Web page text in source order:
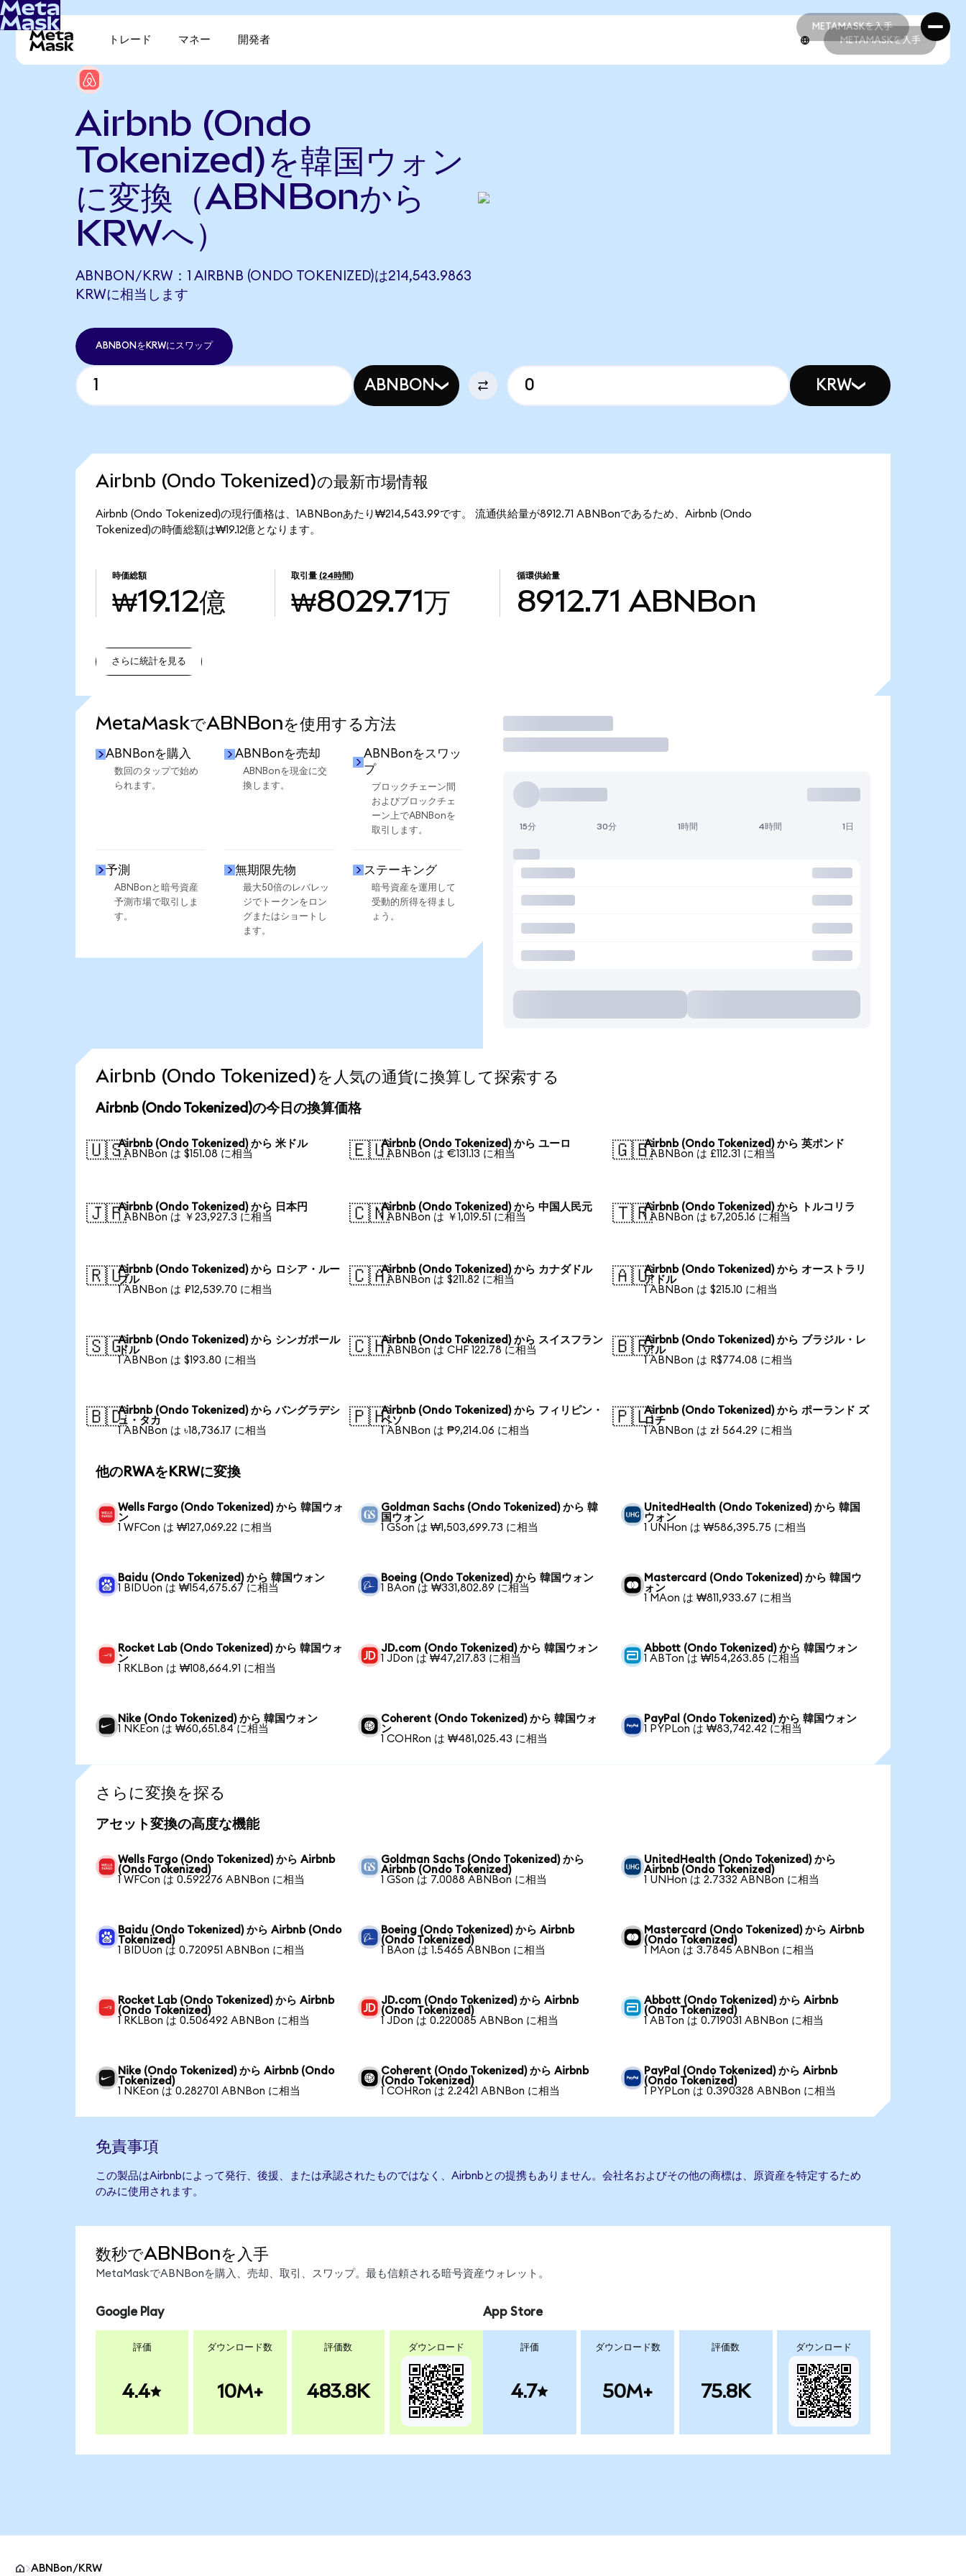
METAMASKを入手
METAMASKを入手
トレード マネー 開発者 METAMASKを入手
Airbnb (Ondo
Tokenized)を韓国ウォン
に変換（ABNBonから
KRWへ）
ABNBON/KRW：1 AIRBNB (ONDO TOKENIZED)は214,543.9863
KRWに相当します
ABNBONをKRWにスワップ
ABNBON KRW
Airbnb (Ondo Tokenized)の最新市場情報
Airbnb (Ondo Tokenized)の現行価格は、1ABNBonあたり₩214,543.99です。 流通供給量が8912.71 ABNBonであるため、Airbnb (Ondo
Tokenized)の時価総額は₩19.12億となります。
時価総額
₩19.12億
取引量 (24時間)
₩8029.71万
循環供給量
8912.71 ABNBon
さらに統計を見る
MetaMaskでABNBonを使用する方法
ABNBonを購入
数回のタップで始め
られます。
ABNBonを売却
ABNBonを現金に交
換します。
ABNBonをスワッ
プ
ブロックチェーン間
およびブロックチェ
ーン上でABNBonを
取引します。
予測
ABNBonと暗号資産
予測市場で取引しま
す。
無期限先物
最大50倍のレバレッ
ジでトークンをロン
グまたはショートし
ます。
ステーキング
暗号資産を運用して
受動的所得を得まし
ょう。
取引
15分 30分 1時間 4時間 1日
Airbnb (Ondo Tokenized)を人気の通貨に換算して探索する
Airbnb (Ondo Tokenized)の今日の換算価格
🇺🇸Airbnb (Ondo Tokenized) から 米ドル
1 ABNBon は $151.08 に相当
🇪🇺Airbnb (Ondo Tokenized) から ユーロ
1 ABNBon は €131.13 に相当
🇬🇧Airbnb (Ondo Tokenized) から 英ポンド
1 ABNBon は £112.31 に相当
🇯🇵Airbnb (Ondo Tokenized) から 日本円
1 ABNBon は ￥23,927.3 に相当
🇨🇳Airbnb (Ondo Tokenized) から 中国人民元
1 ABNBon は ￥1,019.51 に相当
🇹🇷Airbnb (Ondo Tokenized) から トルコリラ
1 ABNBon は ₺7,205.16 に相当
🇷🇺Airbnb (Ondo Tokenized) から ロシア・ルー
ブル
1 ABNBon は ₽12,539.70 に相当
🇨🇦Airbnb (Ondo Tokenized) から カナダドル
1 ABNBon は $211.82 に相当
🇦🇺Airbnb (Ondo Tokenized) から オーストラリ
アドル
1 ABNBon は $215.10 に相当
🇸🇬Airbnb (Ondo Tokenized) から シンガポール
ドル
1 ABNBon は $193.80 に相当
🇨🇭Airbnb (Ondo Tokenized) から スイスフラン
1 ABNBon は CHF 122.78 に相当
🇧🇷Airbnb (Ondo Tokenized) から ブラジル・レ
アル
1 ABNBon は R$774.08 に相当
🇧🇩Airbnb (Ondo Tokenized) から バングラデシ
ュ・タカ
1 ABNBon は ৳18,736.17 に相当
🇵🇭Airbnb (Ondo Tokenized) から フィリピン・
ペソ
1 ABNBon は ₱9,214.06 に相当
🇵🇱Airbnb (Ondo Tokenized) から ポーランド ズ
ロチ
1 ABNBon は zł 564.29 に相当
他のRWAをKRWに変換
Wells Fargo (Ondo Tokenized) から 韓国ウォ
ン
1 WFCon は ₩127,069.22 に相当
Goldman Sachs (Ondo Tokenized) から 韓
国ウォン
1 GSon は ₩1,503,699.73 に相当
UnitedHealth (Ondo Tokenized) から 韓国
ウォン
1 UNHon は ₩586,395.75 に相当
Baidu (Ondo Tokenized) から 韓国ウォン
1 BIDUon は ₩154,675.67 に相当
Boeing (Ondo Tokenized) から 韓国ウォン
1 BAon は ₩331,802.89 に相当
Mastercard (Ondo Tokenized) から 韓国ウ
ォン
1 MAon は ₩811,933.67 に相当
Rocket Lab (Ondo Tokenized) から 韓国ウォ
ン
1 RKLBon は ₩108,664.91 に相当
JD.com (Ondo Tokenized) から 韓国ウォン
1 JDon は ₩47,217.83 に相当
Abbott (Ondo Tokenized) から 韓国ウォン
1 ABTon は ₩154,263.85 に相当
Nike (Ondo Tokenized) から 韓国ウォン
1 NKEon は ₩60,651.84 に相当
Coherent (Ondo Tokenized) から 韓国ウォ
ン
1 COHRon は ₩481,025.43 に相当
PayPal (Ondo Tokenized) から 韓国ウォン
1 PYPLon は ₩83,742.42 に相当
さらに変換を探る
アセット変換の高度な機能
Wells Fargo (Ondo Tokenized) から Airbnb
(Ondo Tokenized)
1 WFCon は 0.592276 ABNBon に相当
Goldman Sachs (Ondo Tokenized) から
Airbnb (Ondo Tokenized)
1 GSon は 7.0088 ABNBon に相当
UnitedHealth (Ondo Tokenized) から
Airbnb (Ondo Tokenized)
1 UNHon は 2.7332 ABNBon に相当
Baidu (Ondo Tokenized) から Airbnb (Ondo
Tokenized)
1 BIDUon は 0.720951 ABNBon に相当
Boeing (Ondo Tokenized) から Airbnb
(Ondo Tokenized)
1 BAon は 1.5465 ABNBon に相当
Mastercard (Ondo Tokenized) から Airbnb
(Ondo Tokenized)
1 MAon は 3.7845 ABNBon に相当
Rocket Lab (Ondo Tokenized) から Airbnb
(Ondo Tokenized)
1 RKLBon は 0.506492 ABNBon に相当
JD.com (Ondo Tokenized) から Airbnb
(Ondo Tokenized)
1 JDon は 0.220085 ABNBon に相当
Abbott (Ondo Tokenized) から Airbnb
(Ondo Tokenized)
1 ABTon は 0.719031 ABNBon に相当
Nike (Ondo Tokenized) から Airbnb (Ondo
Tokenized)
1 NKEon は 0.282701 ABNBon に相当
Coherent (Ondo Tokenized) から Airbnb
(Ondo Tokenized)
1 COHRon は 2.2421 ABNBon に相当
PayPal (Ondo Tokenized) から Airbnb
(Ondo Tokenized)
1 PYPLon は 0.390328 ABNBon に相当
免責事項
この製品はAirbnbによって発行、後援、または承認されたものではなく、Airbnbとの提携もありません。会社名およびその他の商標は、原資産を特定するため
のみに使用されます。
数秒でABNBonを入手
MetaMaskでABNBonを購入、売却、取引、スワップ。最も信頼される暗号資産ウォレット。
Google Play
評価
4.4
ダウンロード数
10M+
評価数
483.8K
ダウンロード
App Store
評価
4.7
ダウンロード数
50M+
評価数
75.8K
ダウンロード
ABNBon/KRW